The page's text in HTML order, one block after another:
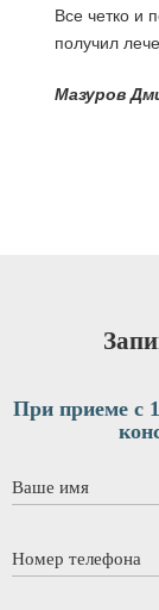
Все четко и
получил
Мазуров
При приеме с
Ваше имя
Номер телефона